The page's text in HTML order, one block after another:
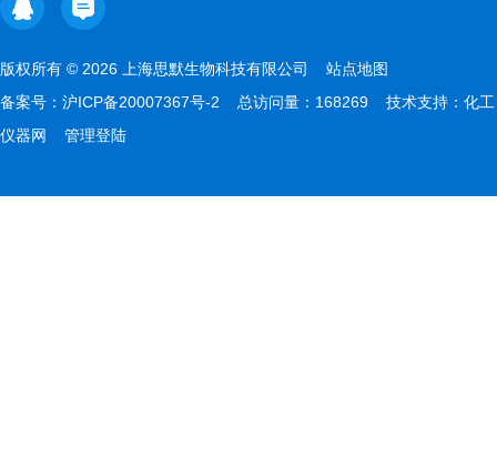
版权所有 © 2026 上海思默生物科技有限公司 站点地图
备案号： 沪ICP备20007367号-2 总访问量：168269 技术支持： 化工
仪器网
管理登陆